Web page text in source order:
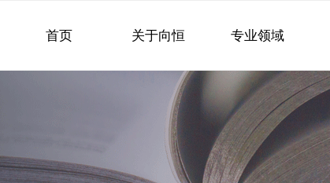
首页 关于向恒 专业领域